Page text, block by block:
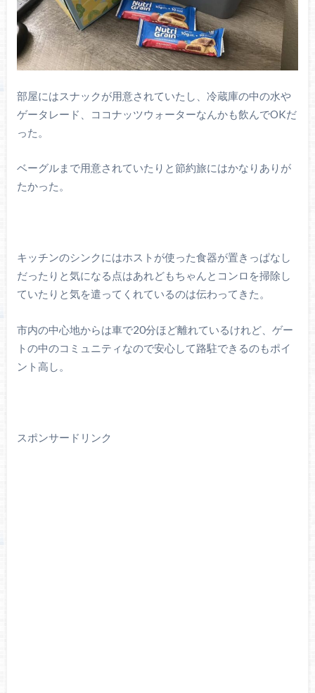
部屋にはスナックが用意されていたし、冷蔵庫の中の水や
ゲータレード、ココナッツウォーターなんかも飲んでOKだ
った。
ベーグルまで用意されていたりと節約旅にはかなりありが
たかった。
キッチンのシンクにはホストが使った食器が置きっぱなし
だったりと気になる点はあれどもちゃんとコンロを掃除し
ていたりと気を遣ってくれているのは伝わってきた。
市内の中心地からは車で20分ほど離れているけれど、ゲー
トの中のコミュニティなので安心して路駐できるのもポイ
ント高し。
スポンサードリンク